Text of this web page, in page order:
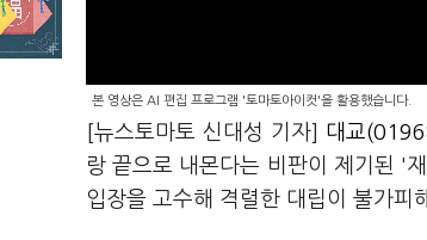
본 영상은 AI 편집 프로그램 '토마토아이컷'을 활용했습니다.
[뉴스토마토 신대성 기자] 대교
랑 끝으로 내몬다는 비판이 제기된 '
입장을 고수해 격렬한 대립이 불가피